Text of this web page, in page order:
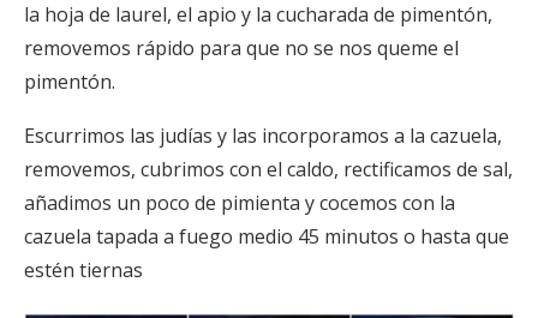
la hoja de laurel, el apio y la cucharada de pimentón,
removemos rápido para que no se nos queme el
pimentón.
Escurrimos las judías y las incorporamos a la cazuela,
removemos, cubrimos con el caldo, rectificamos de sal,
añadimos un poco de pimienta y cocemos con la
cazuela tapada a fuego medio 45 minutos o hasta que
estén tiernas